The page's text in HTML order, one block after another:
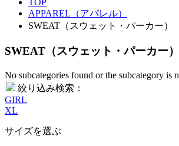
TOP
APPAREL（アパレル）
SWEAT（スウェット・パーカー）
SWEAT（スウェット・パーカー）
No subcategories found or the subcategory is
絞り込み検索：
GIRL
XL
サイズを選ぶ